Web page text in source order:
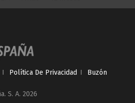
I Política De Privacidad I
Buzón
S. A. 2026